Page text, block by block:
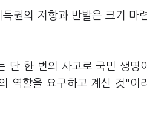
권의 저항과 반발은 크기 마
단 한 번의 사고로 국민 생명
역할을 요구하고 계신 것"이